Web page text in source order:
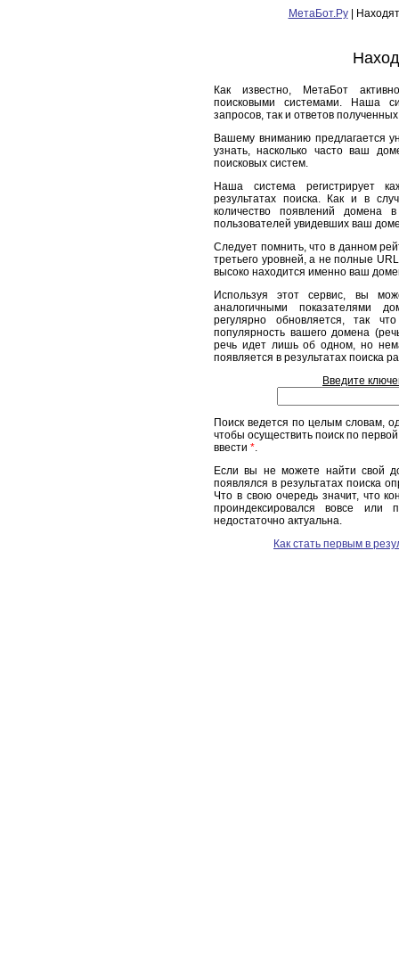
МетаБот.Ру|
Как известно, МетаБот
поисковыми системами. Наша
запросов, так и ответов
Вашему вниманию предлагается
узнать, насколько часто ваш
поисковых систем.
Наша система регистрирует
результатах поиска. Как и в
количество появлений домена
пользователей увидевших ваш
Следует помнить, что в данном
третьего уровней, а не полные
высоко находится именно ваш
Используя этот сервис, вы
аналогичными показателями
регулярно обновляется, так
популярность вашего домена
речь идет лишь об одном, но
появляется в результатах поиска
Введите
Поиск ведется по целым словам,
чтобы осуществить поиск по
ввести *.
Если вы не можете найти свой
появлялся в результатах поиска
Что в свою очередь значит, что
проиндексировался вовсе
недостаточно актуальна.
Как стать первым в